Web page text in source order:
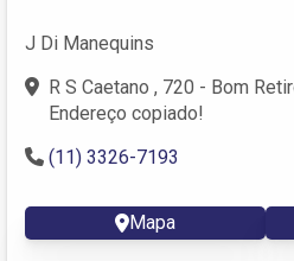
J Di Manequins
R S Caetano , 720 - Bom
Endereço copiado!
(11) 3326-7193
Mapa